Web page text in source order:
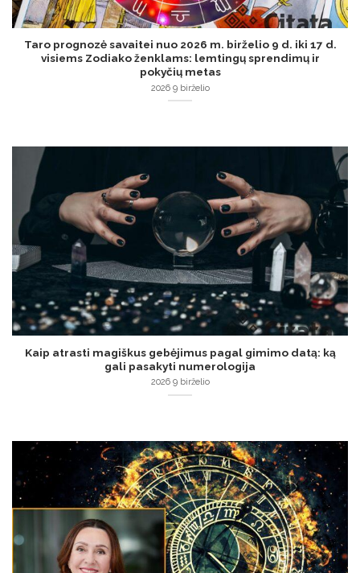
Taro prognozė savaitei nuo 2026 m. birželio 9 d. iki 17 d.
visiems Zodiako ženklams: lemtingų sprendimų ir
pokyčių metas
2026 9 birželio
Kaip atrasti magiškus gebėjimus pagal gimimo datą: ką
gali pasakyti numerologija
2026 9 birželio